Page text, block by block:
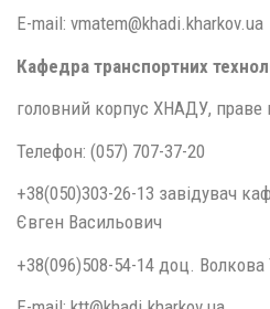
E-mail: vmatem@khadi.kharkov.ua
Кафедра транспортних
головний корпус ХНАДУ, праве
Телефон: (057) 707-37-20
+38(050)303-26-13 завідувач
Євген Васильович
+38(096)508-54-14 доц. Волкова